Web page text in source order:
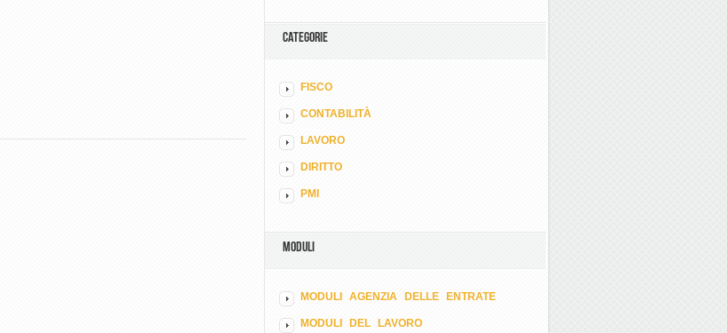
CATEGORIE
FISCO
CONTABILITÀ
LAVORO
DIRITTO
PMI
MODULI
MODULI AGENZIA DELLE ENTRATE
MODULI DEL LAVORO